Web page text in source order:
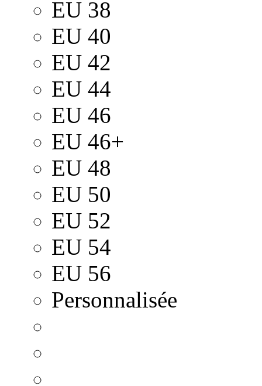
EU 38
EU 40
EU 42
EU 44
EU 46
EU 46+
EU 48
EU 50
EU 52
EU 54
EU 56
Personnalisée